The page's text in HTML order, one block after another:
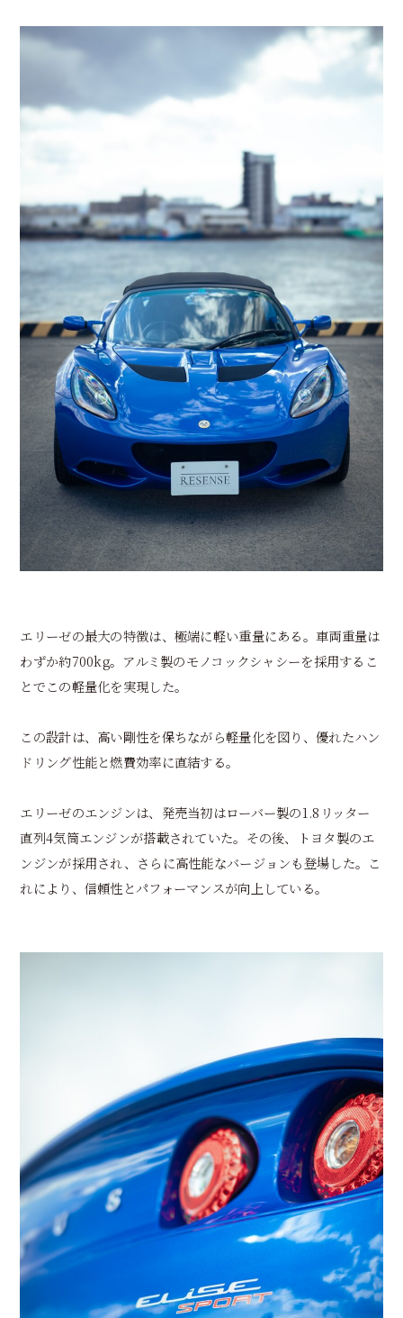
エリーゼの最大の特徴は、極端に軽い重量にある。車両重量は
わずか約700kg。アルミ製のモノコックシャシーを採用するこ
とでこの軽量化を実現した。
この設計は、高い剛性を保ちながら軽量化を図り、優れたハン
ドリング性能と燃費効率に直結する。
エリーゼのエンジンは、発売当初はローバー製の1.8リッター
直列4気筒エンジンが搭載されていた。その後、トヨタ製のエ
ンジンが採用され、さらに高性能なバージョンも登場した。こ
れにより、信頼性とパフォーマンスが向上している。